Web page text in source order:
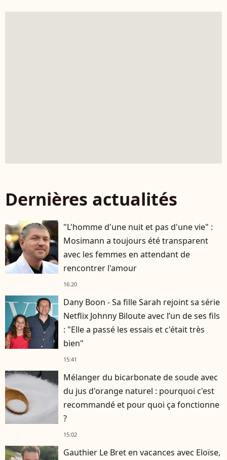
Dernières actualités
"L'homme d'une nuit et pas d'une vie" :
Mosimann a toujours été transparent
avec les femmes en attendant de
rencontrer l'amour
16:20
Dany Boon - Sa fille Sarah rejoint sa série
Netflix Johnny Biloute avec l’un de ses fils
: "Elle a passé les essais et c'était très
bien"
15:41
Mélanger du bicarbonate de soude avec
du jus d'orange naturel : pourquoi c'est
recommandé et pour quoi ça fonctionne
?
15:02
Gauthier Le Bret en vacances avec Eloïse,